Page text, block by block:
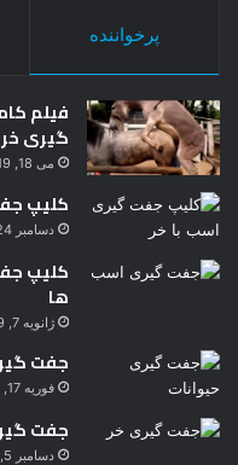
پرخواننده
فیلم
گیری
می 18, 2019
کلیپ
دسامبر 24, 2018
کلیپ
ها
ژانویه 7, 2019
جفت
فوریه 17, 2018
جفت
دسامبر 5, 2018